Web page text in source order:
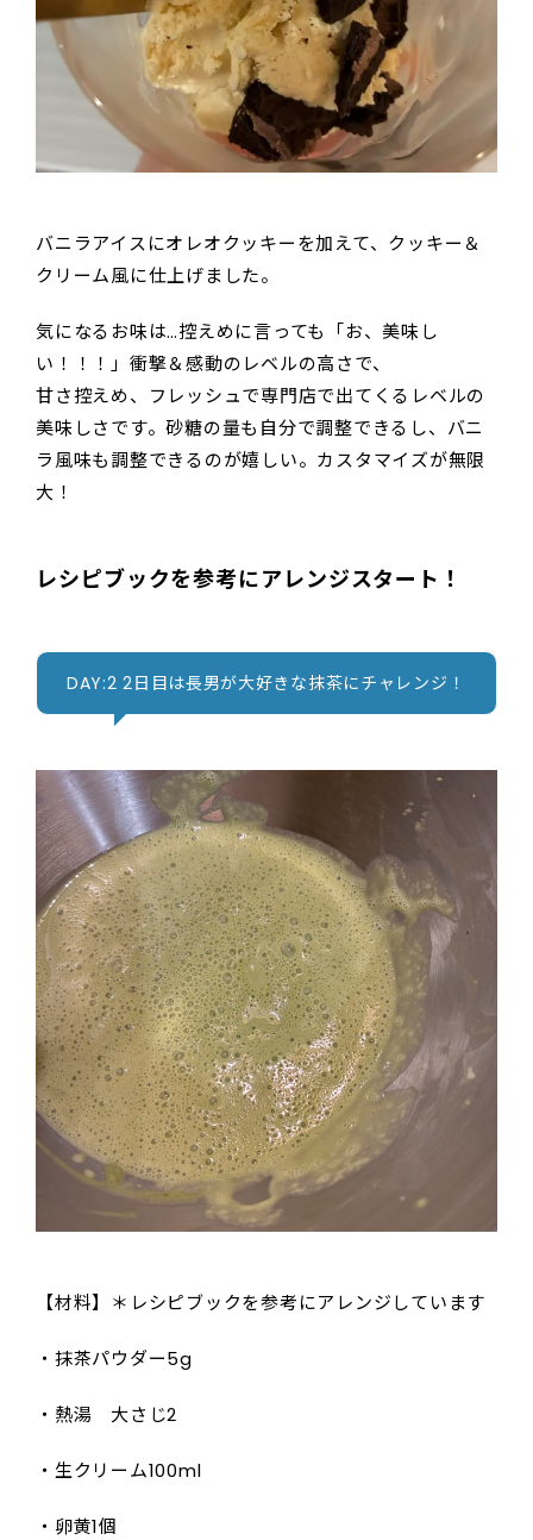
バニラアイスにオレオクッキーを加えて、クッキー＆
クリーム風に仕上げました。
気になるお味は…控えめに言っても「お、美味し
い！！！」衝撃＆感動のレベルの高さで、
甘さ控えめ、フレッシュで専門店で出てくるレベルの
美味しさです。砂糖の量も自分で調整できるし、バニ
ラ風味も調整できるのが嬉しい。カスタマイズが無限
大！
レシピブックを参考にアレンジスタート！
DAY:2 2日目は長男が大好きな抹茶にチャレンジ！
【材料】＊レシピブックを参考にアレンジしています
・抹茶パウダー5g
・熱湯 大さじ2
・生クリーム100ml
・卵黄1個